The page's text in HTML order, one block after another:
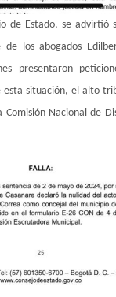
de Estado, se advirtió
de los abogados
presentaron
esta situación, el alto
Nacional de